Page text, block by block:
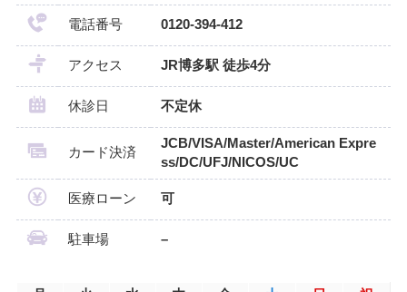
電話番号 0120-394-412
アクセス JR博多駅 徒歩4分
休診日 不定休
カード決済
JCB/VISA/Master/American Expre
ss/DC/UFJ/NICOS/UC
医療ローン 可
駐車場 –